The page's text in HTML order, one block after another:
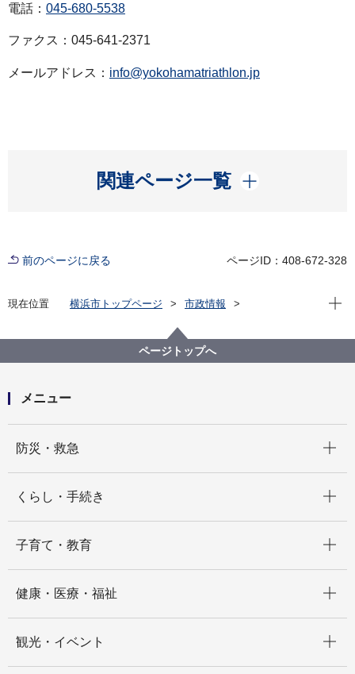
電話： 045-680-5538
ファクス：045-641-2371
メールアドレス： info@yokohamatriathlon.jp
関連ページ一覧
開く
前のページに戻る ページID：408-672-328
現在位置 横浜市トップページ
市政情報
にぎわいスポーツ文化局
2025世界トライアスロン横浜大会、いよいよ開催！
現在
ページトップへ
メニュー
防災・救急
くらし・手続き
子育て・教育
健康・医療・福祉
観光・イベント